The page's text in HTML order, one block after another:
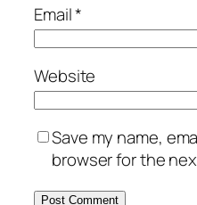
Email*
Website
Save my name,
browser for the